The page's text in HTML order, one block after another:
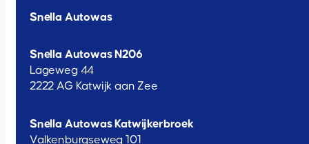
Snella Autowas
Snella Autowas N206
Lageweg 44
2222 AG Katwijk aan Zee
Snella Autowas Katwijkerbroek
Valkenburgseweg 101